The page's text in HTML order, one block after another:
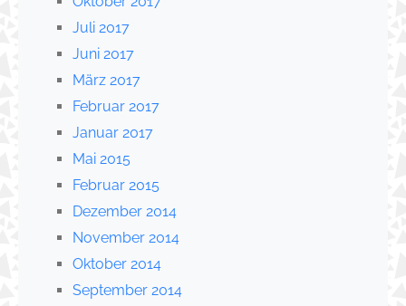
Juli 2017
Juni 2017
März 2017
Februar 2017
Januar 2017
Mai 2015
Februar 2015
Dezember 2014
November 2014
Oktober 2014
September 2014